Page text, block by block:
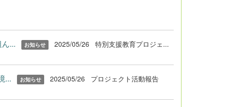
... お知らせ 2025/05/26 特別支援教育プロジェ...
... お知らせ 2025/05/26 プロジェクト活動報告